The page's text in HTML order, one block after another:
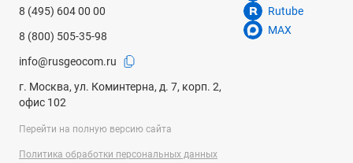
8 (495) 604 00 00
8 (800) 505-35-98
info@rusgeocom.ru
г. Москва, ул. Коминтерна, д. 7, корп. 2,
офис 102
Rutube
MAX
Перейти на полную версию сайта
Политика обработки персональных данных